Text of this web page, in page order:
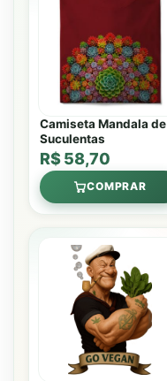
Camiseta Mandala de
Suculentas
R$ 58,70
COMPRAR